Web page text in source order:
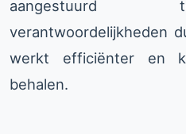
aangestuurd
verantwoordelijkheden
werkt efficiënter en
behalen.